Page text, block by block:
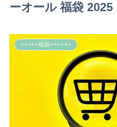
ーオール 福袋 2025
+++++福袋++++++